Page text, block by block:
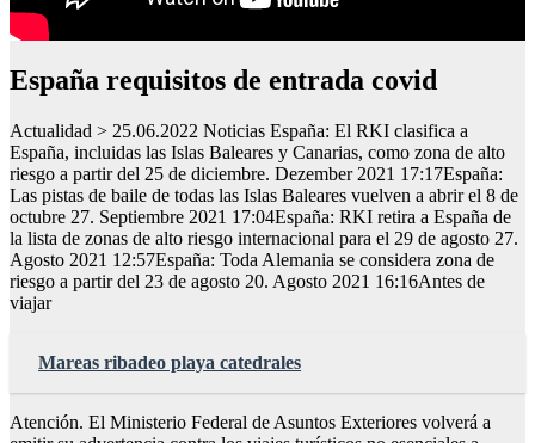
España requisitos de entrada covid
Actualidad > 25.06.2022 Noticias España: El RKI clasifica a
España, incluidas las Islas Baleares y Canarias, como zona de alto
riesgo a partir del 25 de diciembre. Dezember 2021 17:17España:
Las pistas de baile de todas las Islas Baleares vuelven a abrir el 8 de
octubre 27. Septiembre 2021 17:04España: RKI retira a España de
la lista de zonas de alto riesgo internacional para el 29 de agosto 27.
Agosto 2021 12:57España: Toda Alemania se considera zona de
riesgo a partir del 23 de agosto 20. Agosto 2021 16:16Antes de
viajar
Mareas ribadeo playa catedrales
Atención. El Ministerio Federal de Asuntos Exteriores volverá a